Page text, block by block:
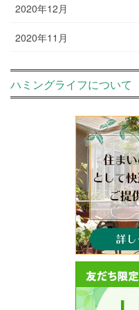
2020年12月
2020年11月
ハミングライフについて